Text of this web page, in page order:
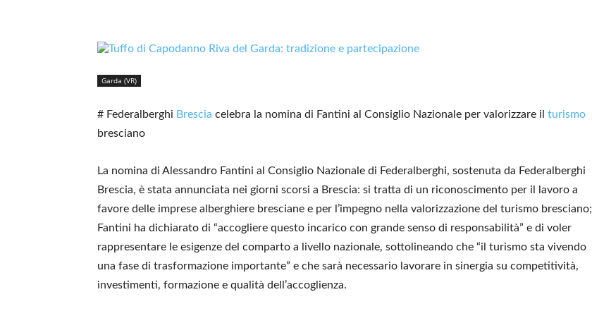
Garda (VR)
# Federalberghi Brescia celebra la nomina di Fantini al Consiglio Nazionale per valorizzare il turismo
bresciano
La nomina di Alessandro Fantini al Consiglio Nazionale di Federalberghi, sostenuta da Federalberghi
Brescia, è stata annunciata nei giorni scorsi a Brescia: si tratta di un riconoscimento per il lavoro a
favore delle imprese alberghiere bresciane e per l’impegno nella valorizzazione del turismo bresciano;
Fantini ha dichiarato di “accogliere questo incarico con grande senso di responsabilità” e di voler
rappresentare le esigenze del comparto a livello nazionale, sottolineando che “il turismo sta vivendo
una fase di trasformazione importante” e che sarà necessario lavorare in sinergia su competitività,
investimenti, formazione e qualità dell’accoglienza.